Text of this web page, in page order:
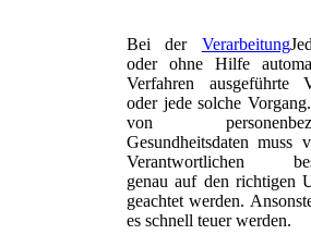
Bei der Verarbeitung
oder ohne Hilfe
Verfahren ausgeführte
oder jede solche
von
Gesundheitsdaten muss
Verantwortlichen
genau auf den richtigen
geachtet werden.
es schnell teuer werden.